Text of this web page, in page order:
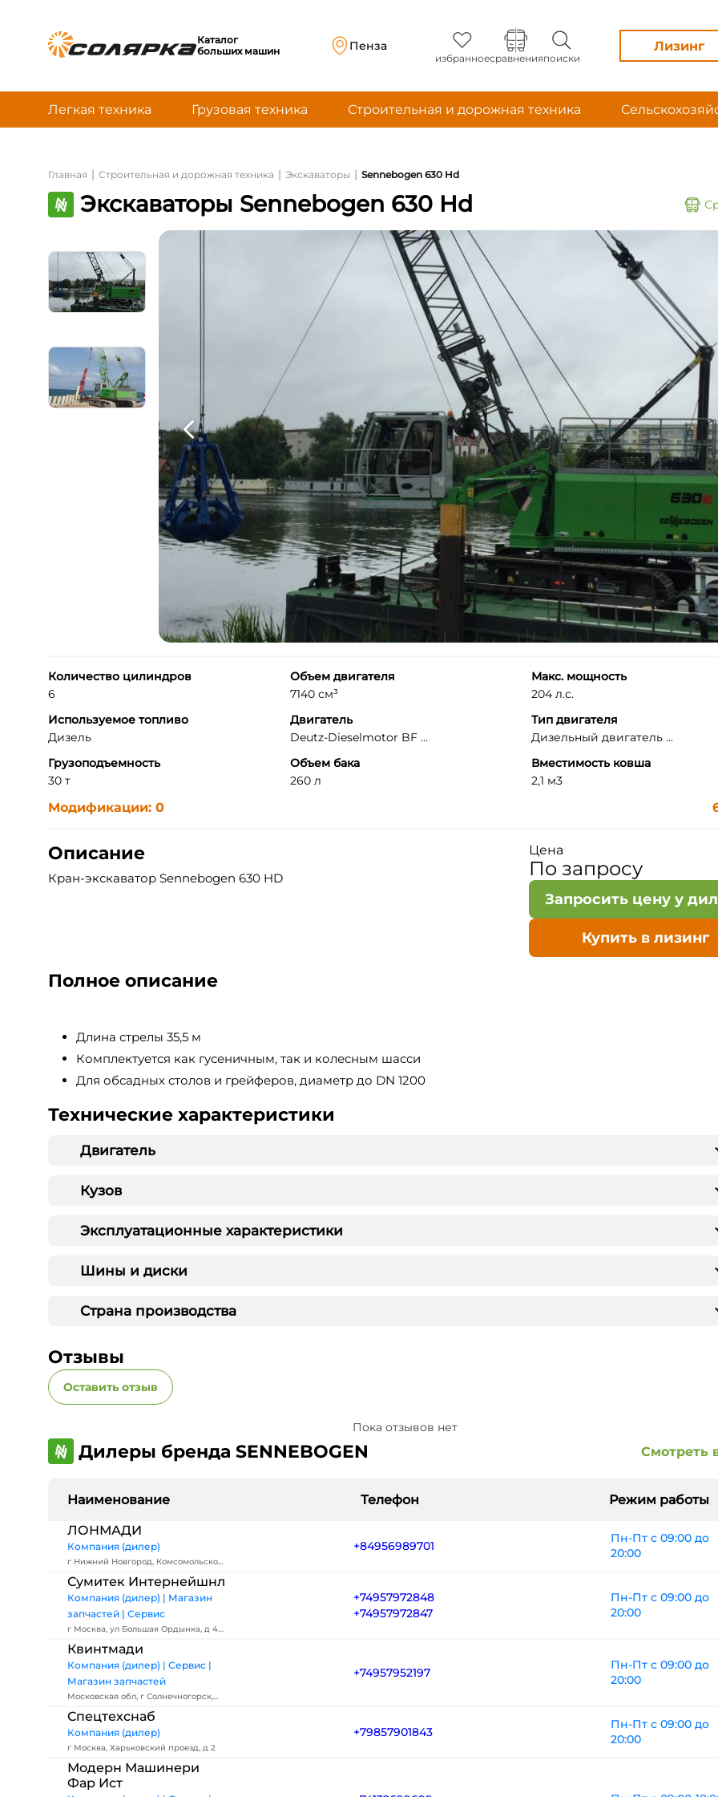
Каталог
больших машин
Пенза
избранноесравненияпоиски
Лизинг
Легкая техника Грузовая техника Строительная и дорожная техника
Главная | Строительная и дорожная техника | Экскаваторы | Sennebogen 630 Hd
Экскаваторы Sennebogen 630 Hd
Количество цилиндров
6
Объем двигателя
7140 см³
Макс. мощность
204 л.с.
Используемое топливо
Дизель
Двигатель
Deutz-Dieselmotor BF ...
Тип двигателя
Дизельный двигатель ...
Грузоподъемность
30 т
Объем бака
260 л
Вместимость ковша
2,1 м3
Модификации: 0
Описание
Кран-экскаватор Sennebogen 630 HD
Цена
По запросу
Запросить цену у
Купить в лизинг
Полное описание
Длина стрелы 35,5 м
Комплектуется как гусеничным, так и колесным шасси
Для обсадных столов и грейферов, диаметр до DN 1200
Технические характеристики
Двигатель
Кузов
Эксплуатационные характеристики
Шины и диски
Страна производства
Отзывы
Оставить отзыв
Пока отзывов нет
Дилеры бренда SENNEBOGEN Смотреть
Наименование Телефон
Режим работы
ЛОНМАДИ
Компания (дилер)
г Нижний Новгород, Комсомольское
шоссе, д 3А
+84956989701
Пн-Пт с 09:00 до
20:00
Сумитек Интернейшнл
Компания (дилер) | Магазин
запчастей | Сервис
г Москва, ул Большая Ордынка, д 40
стр 2
+74957972848
+74957972847
Пн-Пт с 09:00 до
20:00
Квинтмади
Компания (дилер) | Сервис |
Магазин запчастей
Московская обл, г Солнечногорск,
деревня Елино, тер Промышленная
зона, стр 1
+74957952197
Пн-Пт с 09:00 до
20:00
Спецтехснаб
Компания (дилер)
г Москва, Харьковский проезд, д 2
+79857901843
Пн-Пт с 09:00 до
20:00
Модерн Машинери
Фар Ист